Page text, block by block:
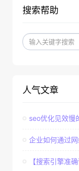
搜索帮助
人气文章
seo优化见效慢的
企业如何通过网
【搜索引擎准确营